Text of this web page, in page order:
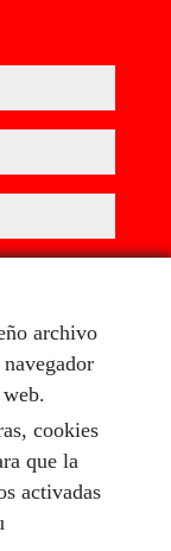
archivo
cookies
que la
activadas